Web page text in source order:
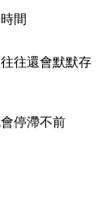
間
往還會默默存
停滯不前